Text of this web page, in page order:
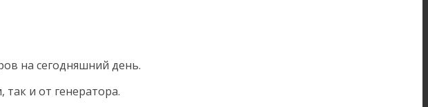
на сегодняшний день.
и от генератора.